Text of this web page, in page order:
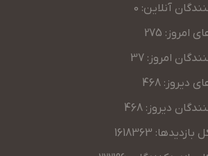
آنلاین: 0
امروز: 275
امروز: 37
دیروز: 468
دیروز: 468
1618363